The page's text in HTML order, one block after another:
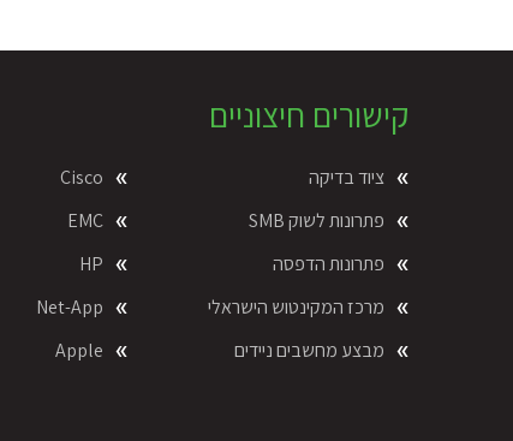
Footerקישורים חיצוניים
ציוד בדיקה
פתרונות לשוק SMB
פתרונות הדפסה
מרכז המקינטוש הישראלי
מבצע מחשבים ניידים
Cisco
EMC
HP
Net-App
Apple